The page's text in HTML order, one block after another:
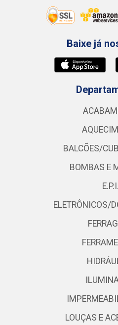
Baixe já
BALCÕES/
BOMBAS E
E.P.I.
ELETRÔNICOS/
LOUÇAS E